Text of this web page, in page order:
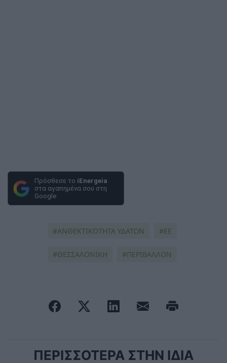
Πρόσθεσε το iEnergeia
στα αγαπημένα σου στη
Google
ΑΝΘΕΚΤΙΚΟΤΗΤΑ ΥΔΑΤΩΝ ΕΕ
ΘΕΣΣΑΛΟΝΙΚΗ ΠΕΡΙΒΑΛΛΟΝ
ΠΕΡΙΣΣΟΤΕΡΑ ΣΤΗΝ ΙΔΙΑ